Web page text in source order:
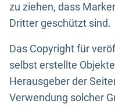
zu ziehen, dass
Dritter geschützt sind.
Das Copyright für
selbst erstellte
Herausgeber der
Verwendung solcher